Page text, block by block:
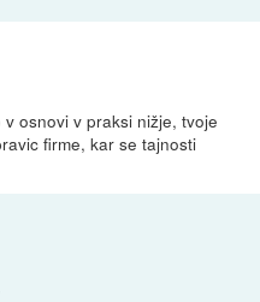
osnovi v praksi nižje, tvoje
firme, kar se tajnosti